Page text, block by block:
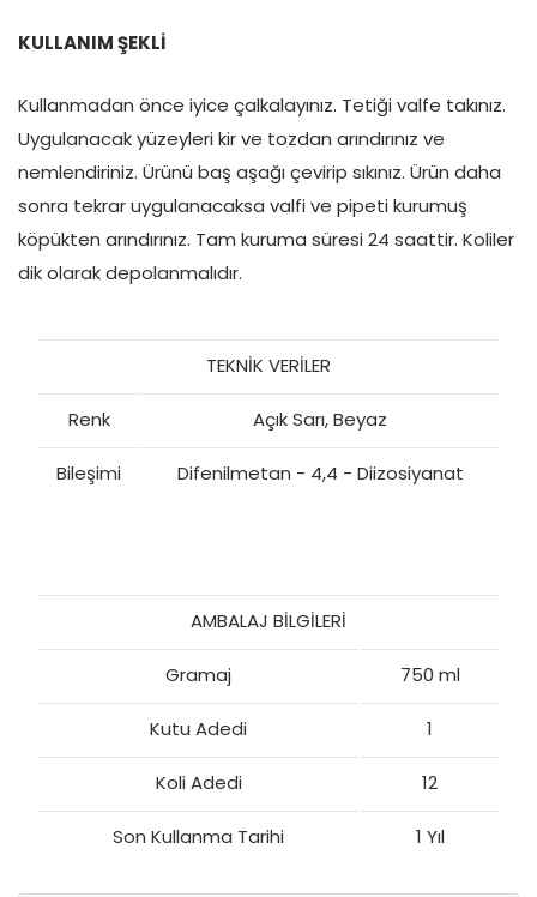
KULLANIM ŞEKLİ
Kullanmadan önce iyice çalkalayınız. Tetiği valfe takınız.
Uygulanacak yüzeyleri kir ve tozdan arındırınız ve
nemlendiriniz. Ürünü baş aşağı çevirip sıkınız. Ürün daha
sonra tekrar uygulanacaksa valfi ve pipeti kurumuş
köpükten arındırınız. Tam kuruma süresi 24 saattir. Koliler
dik olarak depolanmalıdır.
TEKNİK VERİLER
Renk Açık Sarı, Beyaz
Bileşimi Difenilmetan - 4,4 - Diizosiyanat
AMBALAJ BİLGİLERİ
Gramaj 750 ml
Kutu Adedi 1
Koli Adedi 12
Son Kullanma Tarihi 1 Yıl